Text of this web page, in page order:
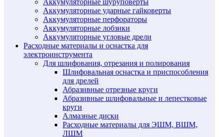
Аккумуляторные шуруповёрты
Аккумуляторные ударные гайковерты
Аккумуляторные перфораторы
Аккумуляторные лобзики
Аккумуляторные угловые дрели
Расходные материалы и оснастка для
электроинструмента
Для шлифования, отрезания и полирования
Шлифовальная оснастка и приспособления
для дрелей
Абразивные отрезные круги
Абразивные шлифовальные и лепестковые
круги
Алмазные диски
Расходные материалы для ЭШМ, ВШМ,
ЛШМ